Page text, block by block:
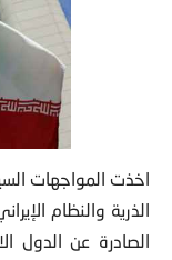
اخذت المواجهات
الذرية والنظام
الصادرة عن الدول